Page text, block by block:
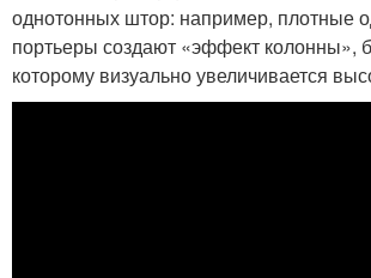
однотонных штор: например, плотные
портьеры создают «эффект колонны»,
которому визуально увеличивается